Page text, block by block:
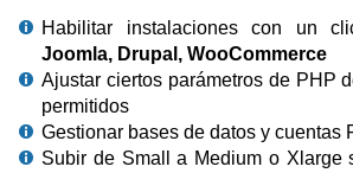
Habilitar instalaciones con un
Joomla, Drupal, WooCommerce
Ajustar ciertos parámetros de PHP
permitidos
Gestionar bases de datos y cuentas
Subir de Small a Medium o Xlarge